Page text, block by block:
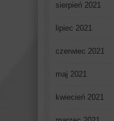
sierpień 2021
lipiec 2021
czerwiec 2021
maj 2021
kwiecień 2021